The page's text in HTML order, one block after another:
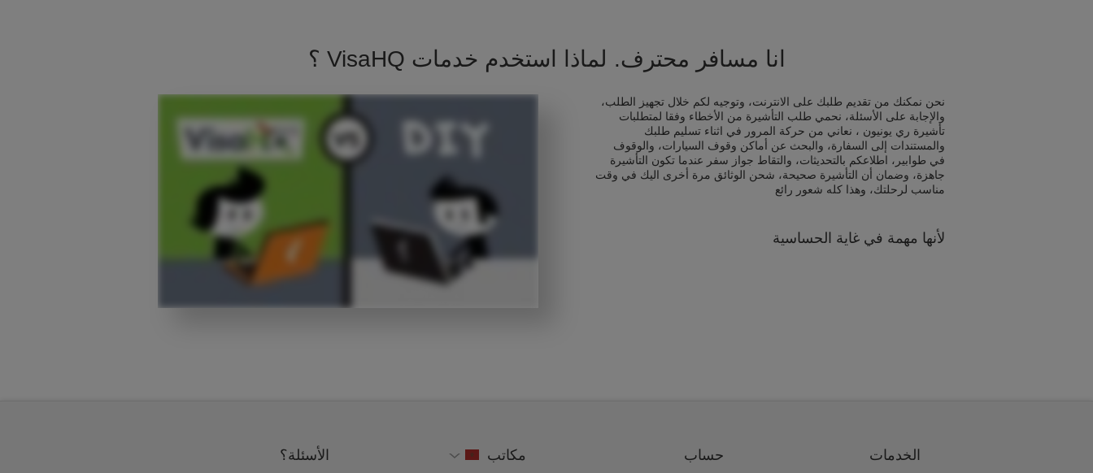
انا مسافر محترف. لماذا استخدم خدمات VisaHQ ؟
نحن نمكنك من تقديم طلبك على الانترنت، وتوجيه لكم خلال تجهيز الطلب،
والإجابة على الأسئلة، نحمي طلب التأشيرة من الأخطاء وفقا لمتطلبات
تأشيرة ري يونيون ، نعاني من حركة المرور في اثناء تسليم طلبك
والمستندات إلى السفارة، والبحث عن أماكن وقوف السيارات، والوقوف
في طوابير، اطلاعكم بالتحديثات، والتقاط جواز سفر عندما تكون التأشيرة
جاهزة، وضمان أن التأشيرة صحيحة، شحن الوثائق مرة أخرى اليك في وقت
مناسب لرحلتك، وهذا كله شعور رائع
لأنها مهمة في غاية الحساسية
الخدمات حساب مكاتب الأسئلة؟